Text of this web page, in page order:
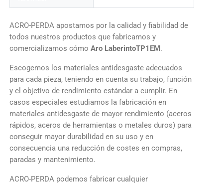
ACRO-PERDA apostamos por la calidad y fiabilidad de
todos nuestros productos que fabricamos y
comercializamos cómo Aro LaberintoTP1EM.
Escogemos los materiales antidesgaste adecuados
para cada pieza, teniendo en cuenta su trabajo, función
y el objetivo de rendimiento estándar a cumplir. En
casos especiales estudiamos la fabricación en
materiales antidesgaste de mayor rendimiento (aceros
rápidos, aceros de herramientas o metales duros) para
conseguir mayor durabilidad en su uso y en
consecuencia una reducción de costes en compras,
paradas y mantenimiento.
ACRO-PERDA podemos fabricar cualquier